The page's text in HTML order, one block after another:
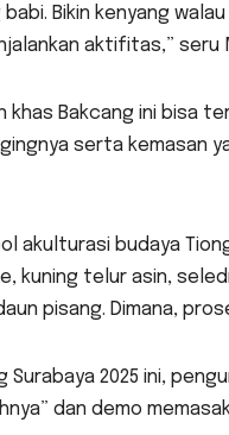
Bikin kenyang
aktifitas,” seru
khas Bakcang ini bisa
serta kemasan
akulturasi budaya
kuning telur asin,
pisang. Dimana,
Surabaya 2025 ini,
dan demo